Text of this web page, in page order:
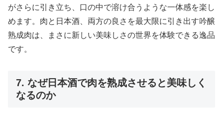
がさらに引き立ち、口の中で溶け合うような一体感を楽し
めます。肉と日本酒、両方の良さを最大限に引き出す吟醸
熟成肉は、まさに新しい美味しさの世界を体験できる逸品
です。
7. なぜ日本酒で肉を熟成させると美味しく
なるのか